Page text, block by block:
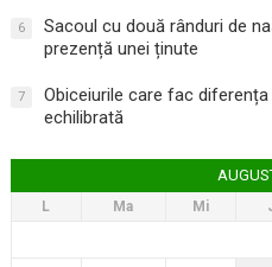
6
Sacoul cu două rânduri de
prezență unei ținute
7
Obiceiurile care fac
echilibrată
L Ma Mi